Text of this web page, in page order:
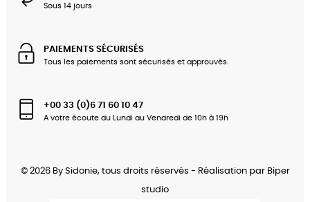
Sous 14 jours
PAIEMENTS SÉCURISÉS
Tous les paiements sont sécurisés et approuvés.
+00 33 (0)6 71 60 10 47
A votre écoute du Lundi au Vendredi de 10h à 19h
© 2026 By Sidonie, tous droits réservés - Réalisation par Biper
studio